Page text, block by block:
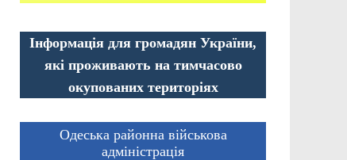
Інформація для громадян України,
які проживають на тимчасово
окупованих територіях
Одеська районна військова
адміністрація